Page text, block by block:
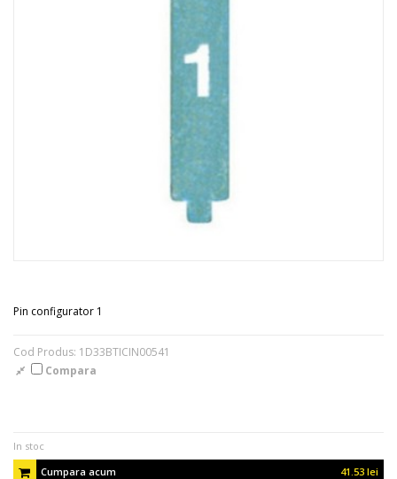
Pin configurator 1
Cod Produs: 1D33BTICIN00541
Compara
In stoc
Cumpara acum
41.53 lei